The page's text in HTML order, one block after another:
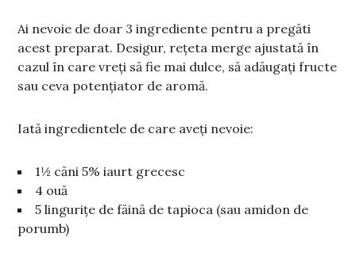
Ai nevoie de doar 3 ingrediente pentru a pregăti
acest preparat. Desigur, rețeta merge ajustată în
cazul în care vreți să fie mai dulce, să adăugați fructe
sau ceva potențiator de aromă.
Iată ingredientele de care aveți nevoie:
1½ căni 5% iaurt grecesc
4 ouă
5 lingurițe de făină de tapioca (sau amidon de
porumb)